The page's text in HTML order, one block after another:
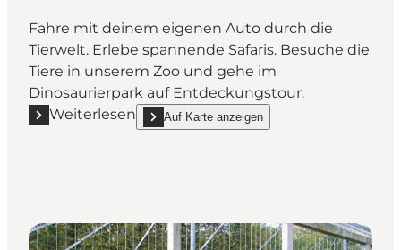
Fahre mit deinem eigenen Auto durch die
Tierwelt. Erlebe spannende Safaris. Besuche die
Tiere in unserem Zoo und gehe im
Dinosaurierpark auf Entdeckungstour.
Weiterlesen
Mehr erfahren "Erlebe einen wilden Tag im
Auf Karte anzeigen
show Erlebe einen wilden Tag im GIVSKUD ZOO